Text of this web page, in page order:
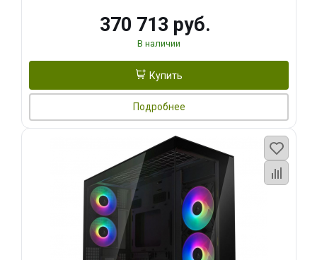
370 713 руб.
В наличии
Купить
Подробнее